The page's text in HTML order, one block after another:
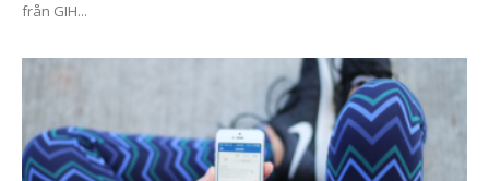
från GIH...